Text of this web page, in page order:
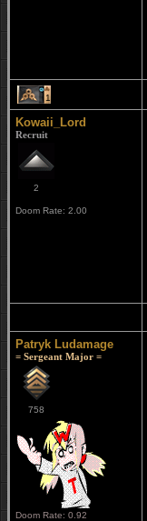
1
Kowaii_Lord
Recruit
2
Doom Rate: 2.00
Patryk Ludamage
= Sergeant Major =
758
Doom Rate: 0.92